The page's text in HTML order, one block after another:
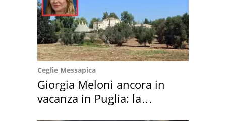
Ceglie Messapica
Giorgia Meloni ancora in
vacanza in Puglia: la